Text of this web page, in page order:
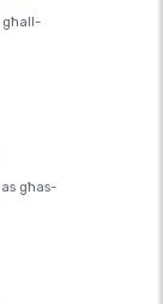
għall-
għas-